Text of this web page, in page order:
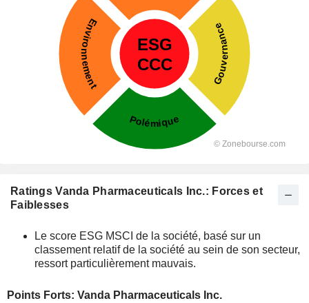
Ratings Vanda Pharmaceuticals Inc.: Forces et
Faiblesses
Le score ESG MSCI de la société, basé sur un
classement relatif de la société au sein de son secteur,
ressort particulièrement mauvais.
Points Forts: Vanda Pharmaceuticals Inc.